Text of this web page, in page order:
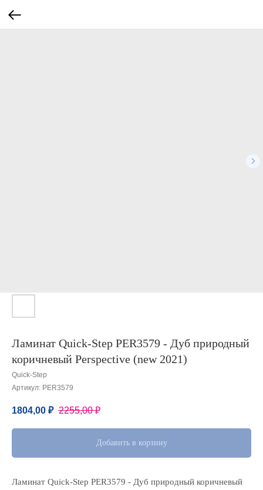
Ламинат Quick-Step PER3579 - Дуб природный
коричневый Perspective (new 2021)
Quick-Step
Артикул: PER3579
1804,00 ₽ 2255,00 ₽
Добавить в корзину
Ламинат Quick-Step PER3579 - Дуб природный коричневый